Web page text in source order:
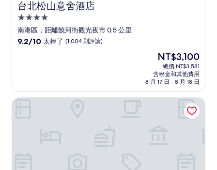
台北松山意舍酒店
台北松山意舍酒店
4.0
星
級
南港區，距離饒河街觀光夜市 0.5 公里
9.2
太
棒
9.2/10 太棒了 (1,004 則評論)
現
在
價
格
為
NT$3,100
NT$3,100
總價 NT$3,581
含稅金和其他費用
8 月 17 日 - 8 月 18 日
城市商旅台北南東館